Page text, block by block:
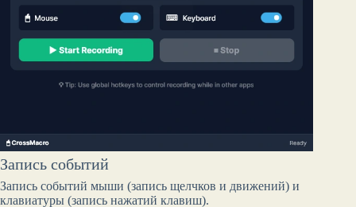
Запись событий
Запись событий мыши (запись щелчков и движений) и
клавиатуры (запись нажатий клавиш).